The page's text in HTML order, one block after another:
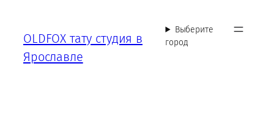
содержимому
OLDFOX тату студия в
Ярославле
Выберите
город